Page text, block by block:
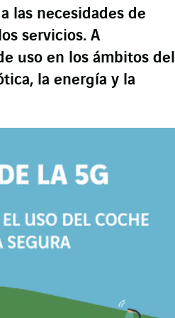
las necesidades de
servicios. A
uso en los ámbitos del
la energía y la